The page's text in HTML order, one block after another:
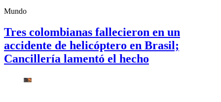
Mundo
Tres colombianas fallecieron en un
accidente de helicóptero en Brasil;
Cancillería lamentó el hecho